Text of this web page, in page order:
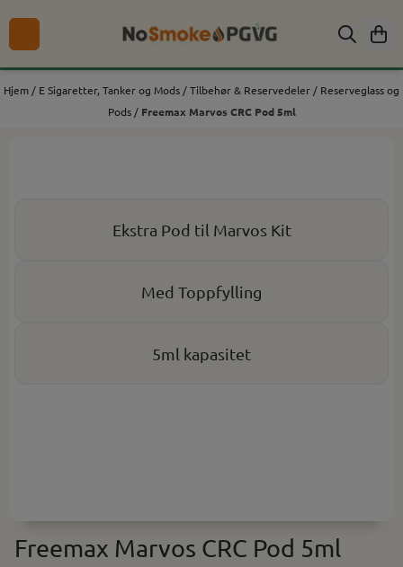
Hopp til innhold
Hjem / E Sigaretter, Tanker og Mods /Tilbehør & Reservedeler / Reserveglass og
Pods / Freemax Marvos CRC Pod 5ml
Ekstra Pod til Marvos Kit
Med Toppfylling
5ml kapasitet
Freemax Marvos CRC Pod 5ml